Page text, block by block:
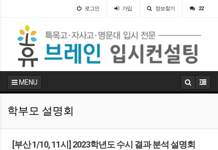
로그인 가입 정보찾기 22
MENU
학부모 설명회
[부산 1/10, 11시] 2023학년도 수시 결과 분석 설명회